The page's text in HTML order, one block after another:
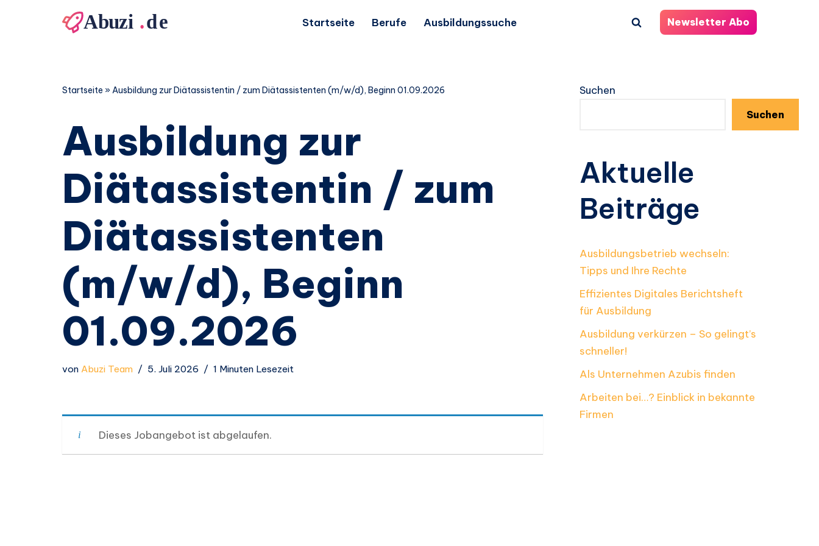
Startseite Berufe Ausbildungssuche Newsletter Abo
Startseite »Ausbildung zur Diätassistentin / zum Diätassistenten (m/w/d), Beginn 01.09.2026
Ausbildung zur
Diätassistentin / zum
Diätassistenten
(m/w/d), Beginn
01.09.2026
von Abuzi Team 5. Juli 2026 1 Minuten Lesezeit
Dieses Jobangebot ist abgelaufen.
Suchen
Suchen
Aktuelle
Beiträge
Ausbildungsbetrieb wechseln:
Tipps und Ihre Rechte
Effizientes Digitales Berichtsheft
für Ausbildung
Ausbildung verkürzen – So gelingt’s
schneller!
Als Unternehmen Azubis finden
Arbeiten bei…? Einblick in bekannte
Firmen